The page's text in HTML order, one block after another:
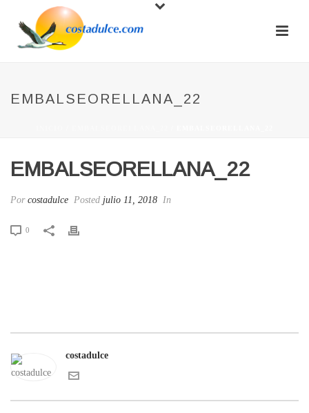
EMBALSEORELLANA_22
EMBALSEORELLANA_22
Por costadulce Posted julio 11, 2018 In
0
costadulce